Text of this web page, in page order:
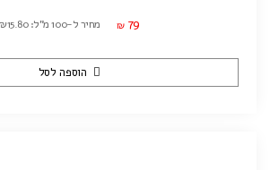
₪ 79 מחיר ל-100 מ"ל: ₪15.80
הוספה לסל